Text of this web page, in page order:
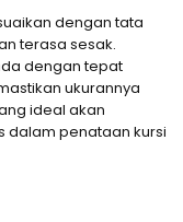
dengan tata
terasa sesak.
dengan tepat
ukurannya
ideal akan
dalam penataan kursi